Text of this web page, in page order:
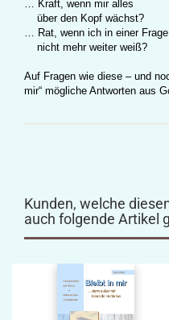
… Kraft, wenn mir alles
über den Kopf wächst?
… Rat, wenn ich in einer Frage
nicht mehr weiter weiß?
Auf Fragen wie diese – und
mir“ mögliche Antworten aus
Kunden, welche
auch folgende Artikel